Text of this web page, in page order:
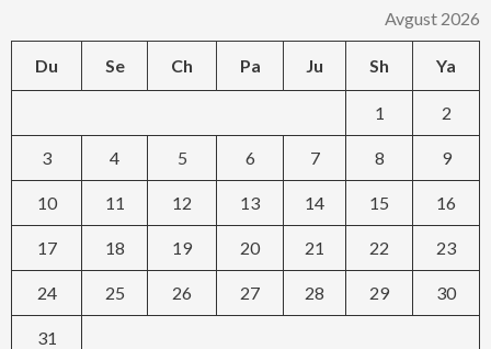
Avgust 2026
Du Se Ch Pa Ju Sh Ya
1 2
3 4 5 6 7 8 9
10 11 12 13 14 15 16
17 18 19 20 21 22 23
24 25 26 27 28 29 30
31